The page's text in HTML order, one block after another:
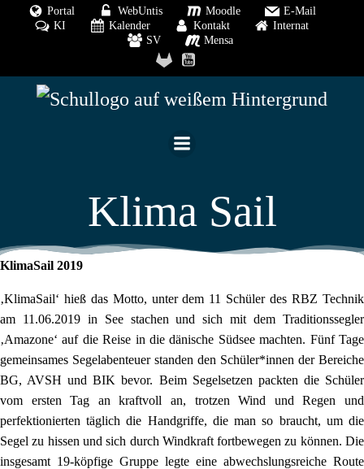
Zum
Inhalt
springen
Portal WebUntis Moodle
E-Mail
KI
Kalender Kontakt
Internat
SV
Mensa
Klima Sail
KlimaSail 2019
‚KlimaSail‘ hieß das Motto, unter dem 11 Schüler des RBZ Technik
am 11.06.2019 in See stachen und sich mit dem Traditionssegler
‚Amazone‘ auf die Reise in die dänische Südsee machten. Fünf Tage
gemeinsames Segelabenteuer standen den Schüler*innen der Bereiche
BG, AVSH und BIK bevor. Beim Segelsetzen packten die Schüler
vom ersten Tag an kraftvoll an, trotzen Wind und Regen und
perfektionierten täglich die Handgriffe, die man so braucht, um die
Segel zu hissen und sich durch Windkraft fortbewegen zu können. Die
insgesamt 19-köpfige Gruppe legte eine abwechslungsreiche Route